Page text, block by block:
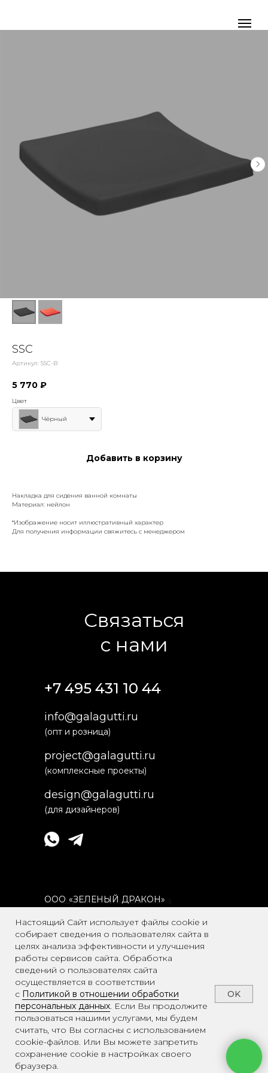
SSC
Артикул: SSC-B
5 770 ₽
Цвет
Чёрный
Добавить в корзину
Накладка для сидения ванной комнаты
Материал: нейлон
*Изображение носит иллюстративный характер
Для получения информации свяжитесь с менеджером
Настоящий Сайт использует файлы cookie и
собирает сведения о пользователях сайта в
целях анализа эффективности и улучшения
работы сервисов сайта. Обработка
сведений о пользователях сайта
осуществляется в соответствии
с Политикой в отношении обработки
персональных данных. Если Вы продолжите
пользоваться нашими услугами, мы будем
считать, что Вы согласны с использованием
cookie-файлов. Или Вы можете запретить
сохранение cookie в настройках своего
браузера.
OK
Связаться
с нами
(для дизайнеров)
design@galagutti.ru
(комплексные проекты)
project@galagutti.ru
(опт и розница)
info@galagutti.ru
Адрес: г. Москва, вн.тер.г. Муниципальный
Округ Басманный, пер Спартаковский, 26,
стр. 2, п 2/П
© 2025, Galagutti
Политика конфиденциальности
FAQ
+7 495 431 10 44
ИП Шумская Ольга Олеговна
ООО «ЗЕЛЕНЫЙ ДРАКОН»